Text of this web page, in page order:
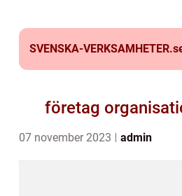
SVENSKA-VERKSAMHETER.
företag
07 november 2023 admin